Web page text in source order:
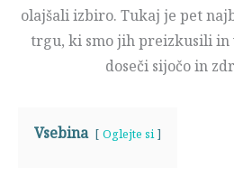
olajšali izbiro. Tukaj je pet
trgu, ki smo jih preizkusili in
doseči sijočo in
Vsebina Oglejte si